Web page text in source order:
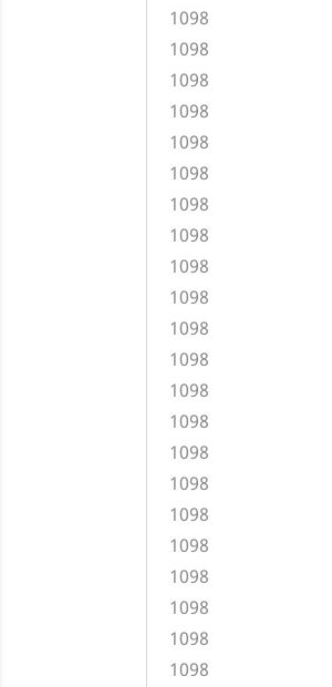
1098
1098
1098
1098
1098
1098
1098
1098
1098
1098
1098
1098
1098
1098
1098
1098
1098
1098
1098
1098
1098
1098